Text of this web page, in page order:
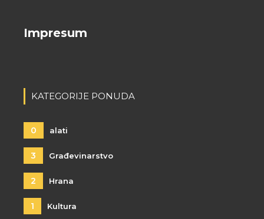
Impresum
KATEGORIJE PONUDA
0 alati
3 Građevinarstvo
2 Hrana
1 Kultura